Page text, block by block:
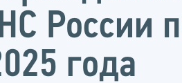
России
года